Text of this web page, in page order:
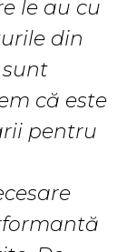
le au cu
din
că este
pentru